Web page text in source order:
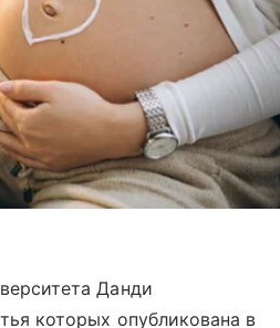
Данди
которых опубликована в